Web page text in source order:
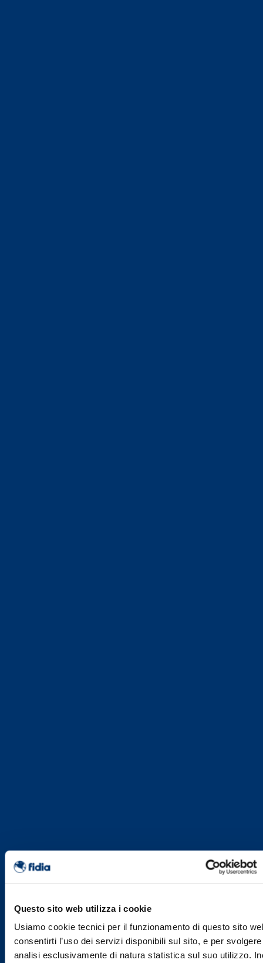
Questo sito web utilizza i cookie
Usiamo cookie tecnici per il funzionamento di questo sito
consentirti l’uso dei servizi disponibili sul sito, e per svolgere
analisi esclusivamente di natura statistica sul suo utilizzo.